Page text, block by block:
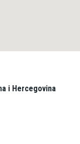
i Hercegovina